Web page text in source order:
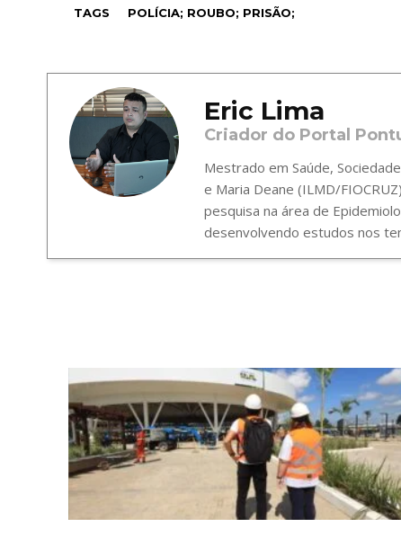
TAGS POLÍCIA; ROUBO; PRISÃO;
Eric Lima
Criador do Portal
Mestrado em Saúde,
e Maria Deane (ILMD/
pesquisa na área de
desenvolvendo estudos nos